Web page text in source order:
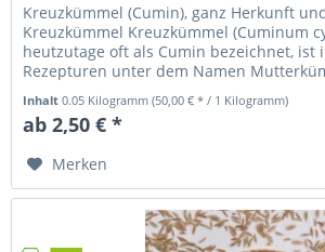
Kreuzkümmel (Cumin), ganz Herkunft
Kreuzkümmel Kreuzkümmel (Cuminum
heutzutage oft als Cumin bezeichnet,
Rezepturen unter dem Namen
Inhalt0.05 Kilogramm(50,00 € * / 1 Kilogramm)
ab 2,50 € *
Merken